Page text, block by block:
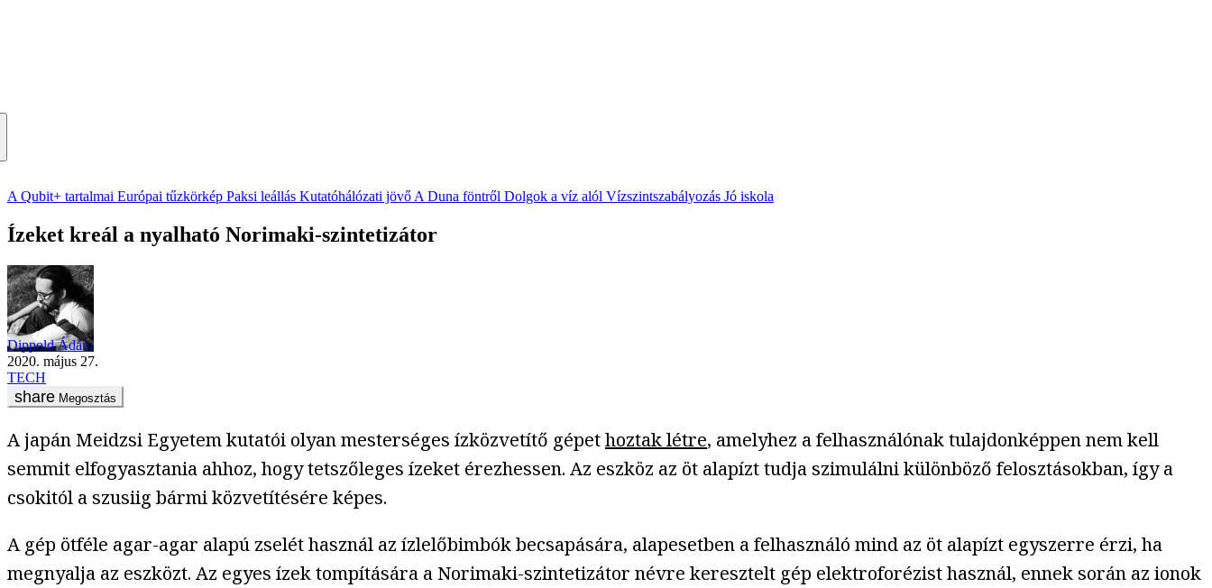
A Qubit+ tartalmai Európai tűzkörkép Paksi leállás Kutatóhálózati jövő A Duna föntről Dolgok a víz alól Vízszintszabályozás Jó iskola
Ízeket kreál a nyalható Norimaki-szintetizátor
Dippold Ádám
2020. május 27.
TECH
Megosztás
A japán Meidzsi Egyetem kutatói olyan mesterséges ízközvetítő gépethoztak létre, amelyhez a felhasználónak tulajdonképpen nem kell
semmit elfogyasztania ahhoz, hogy tetszőleges ízeket érezhessen. Az eszköz az öt alapízt tudja szimulálni különböző felosztásokban, így a
csokitól a szusiig bármi közvetítésére képes.
A gép ötféle agar-agar alapú zselét használ az ízlelőbimbók becsapására, alapesetben a felhasználó mind az öt alapízt egyszerre érzi, ha
megnyalja az eszközt. Az egyes ízek tompítására a Norimaki-szintetizátor névre keresztelt gép elektroforézist használ, ennek során az ionok